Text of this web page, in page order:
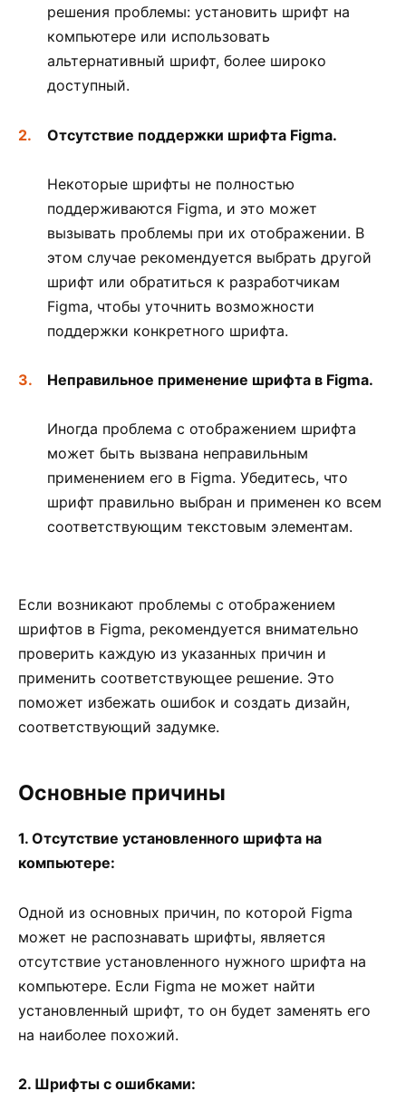
решения проблемы: установить шрифт на
компьютере или использовать
альтернативный шрифт, более широко
доступный.
Отсутствие поддержки шрифта Figma.
Некоторые шрифты не полностью
поддерживаются Figma, и это может
вызывать проблемы при их отображении. В
этом случае рекомендуется выбрать другой
шрифт или обратиться к разработчикам
Figma, чтобы уточнить возможности
поддержки конкретного шрифта.
Неправильное применение шрифта в Figma.
Иногда проблема с отображением шрифта
может быть вызвана неправильным
применением его в Figma. Убедитесь, что
шрифт правильно выбран и применен ко всем
соответствующим текстовым элементам.
Если возникают проблемы с отображением
шрифтов в Figma, рекомендуется внимательно
проверить каждую из указанных причин и
применить соответствующее решение. Это
поможет избежать ошибок и создать дизайн,
соответствующий задумке.
Основные причины
1. Отсутствие установленного шрифта на
компьютере:
Одной из основных причин, по которой Figma
может не распознавать шрифты, является
отсутствие установленного нужного шрифта на
компьютере. Если Figma не может найти
установленный шрифт, то он будет заменять его
на наиболее похожий.
2. Шрифты с ошибками: